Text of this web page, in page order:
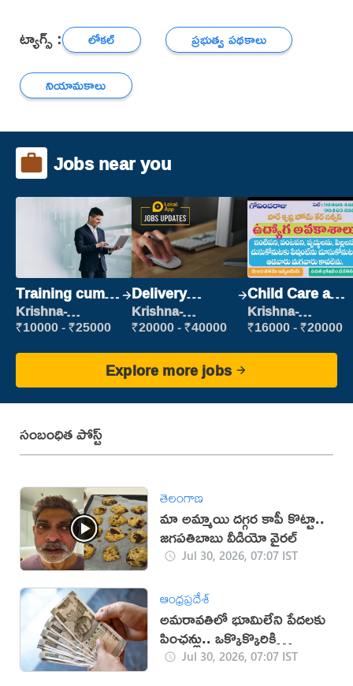
ట్యాగ్స్ : లోకల్
ప్రభుత్వ పథకాలు
నియామకాలు
Jobs near you
Training cum
Placement
Krishna-
vijayawada
₹10000 - ₹25000
Delivery
Executive
Krishna-
vijayawada
₹20000 - ₹40000
Child Care and
Patient care
Krishna-
vijayawada
₹16000 - ₹20000
Explore more jobs
సంబంధిత పోస్ట్
తెలంగాణ
మా అమ్మాయి దగ్గర కాపీ కొట్టా..
జగపతిబాబు వీడియో వైరల్‌
Jul 30, 2026, 07:07 IST
ఆంధ్రప్రదేశ్
అమరావతిలో భూమిలేని పేదలకు
పింఛన్లు.. ఒక్కొక్కొరికి
రూ.5వేలు
Jul 30, 2026, 07:07 IST